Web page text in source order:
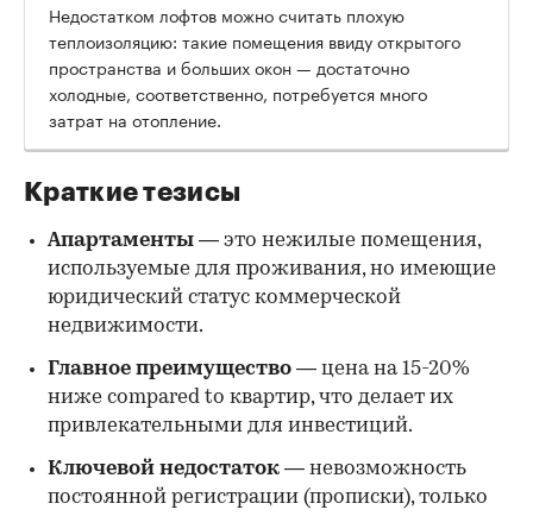
Недостатком лофтов можно считать плохую
теплоизоляцию: такие помещения ввиду открытого
пространства и больших окон — достаточно
холодные, соответственно, потребуется много
затрат на отопление.
Краткие тезисы
Апартаменты — это нежилые помещения,
используемые для проживания, но имеющие
юридический статус коммерческой
недвижимости.
Главное преимущество — цена на 15-20%
ниже compared to квартир, что делает их
привлекательными для инвестиций.
Ключевой недостаток — невозможность
постоянной регистрации (прописки), только